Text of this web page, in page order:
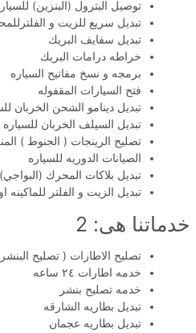
توصيل البترول (البنزين)
تبديل سريع للزيت و
تبديل سفايف البريك
خراطه درامات البريك
برمجه و نسخ مفاتيح السياره
فتح السيارات المقفوله
تبديل دينامو الشحن الخربان
تبديل السيلف الخربان للسياره
تصليح الرينجات ( الجنوط )
الصيانات الدوريه للسياره
تبديل بلاكات المحرك (البواجي)
تبديل الزيت و الفلتر للماكينه
خدماتنا هى: 2
تصليح الاطارات ( تصليح
خدمه اطارات ٢٤ ساعه
خدمه تصليح بنشر
تبديل بطاريه الشارقه
تبديل بطاريه عجمان